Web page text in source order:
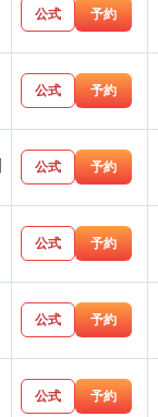
公式 予約
公式 予約
公式 予約
公式 予約
公式 予約
公式 予約